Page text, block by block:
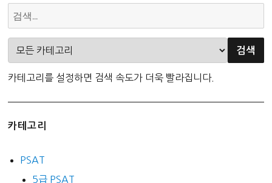
카테고리를 설정하면 검색 속도가 더욱 빨라집니다.
카테고리
PSAT
5급 PSAT